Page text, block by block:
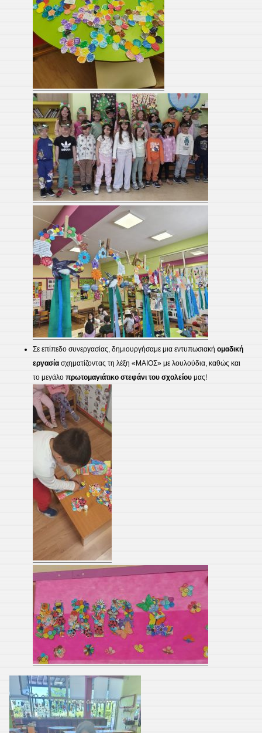
​Σε επίπεδο συνεργασίας, δημιουργήσαμε μια εντυπωσιακή ομαδική
εργασία σχηματίζοντας τη λέξη «ΜΑΙΟΣ» με λουλούδια, καθώς και
το μεγάλο πρωτομαγιάτικο στεφάνι του σχολείου μας!